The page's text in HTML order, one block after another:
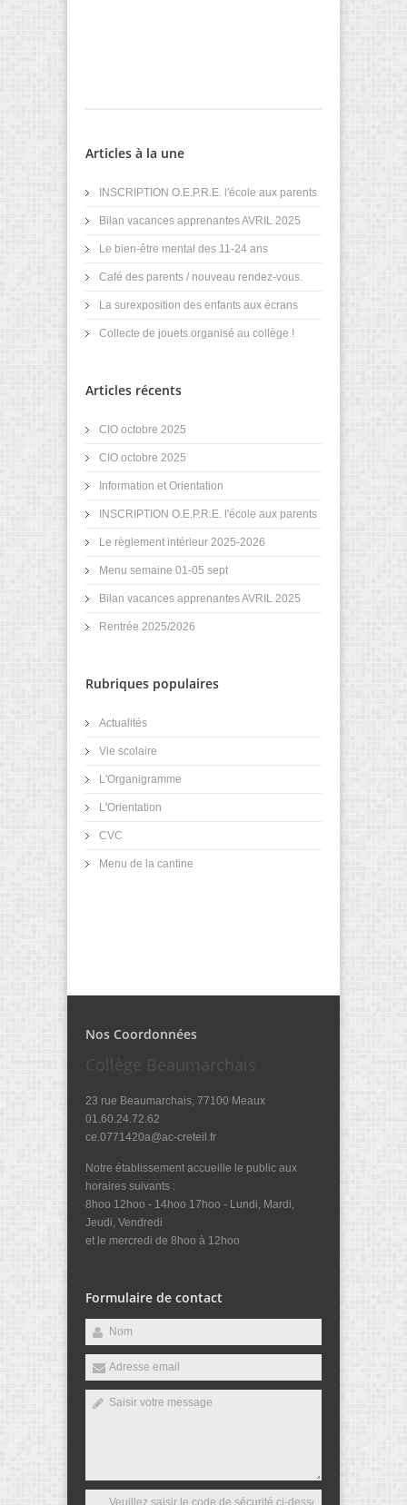
Articles à la une
INSCRIPTION O.E.P.R.E. l'école aux parents
Bilan vacances apprenantes AVRIL 2025
Le bien-être mental des 11-24 ans
Café des parents / nouveau rendez-vous.
La surexposition des enfants aux écrans
Collecte de jouets organisé au collège !
Articles récents
CIO octobre 2025
CIO octobre 2025
Information et Orientation
INSCRIPTION O.E.P.R.E. l'école aux parents
Le règlement intérieur 2025-2026
Menu semaine 01-05 sept
Bilan vacances apprenantes AVRIL 2025
Rentrée 2025/2026
Rubriques populaires
Actualités
Vie scolaire
L'Organigramme
L'Orientation
CVC
Menu de la cantine
Nos Coordonnées
Collège Beaumarchais
23 rue Beaumarchais, 77100 Meaux
01.60.24.72.62
ce.0771420a@ac-creteil.fr
Notre établissement accueille le public aux
horaires suivants :
8hoo 12hoo - 14hoo 17hoo - Lundi, Mardi,
Jeudi, Vendredi
et le mercredi de 8hoo à 12hoo
Formulaire de contact